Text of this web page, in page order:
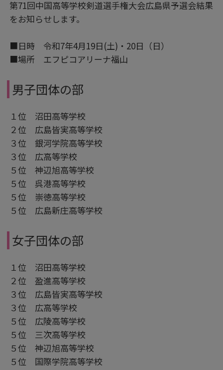
第71回中国高等学校剣道選手権大会広島県予選会結果
をお知らせします。
■日時 令和7年4月19日(土)・20日（日）
■場所 エフピコアリーナ福山
男子団体の部
１位 沼田高等学校
２位 広島皆実高等学校
３位 銀河学院高等学校
３位 広高等学校
５位 神辺旭高等学校
５位 呉港高等学校
５位 崇徳高等学校
５位 広島新庄高等学校
女子団体の部
１位 沼田高等学校
２位 盈進高等学校
３位 広島皆実高等学校
３位 広高等学校
５位 広陵高等学校
５位 三次高等学校
５位 神辺旭高等学校
５位 国際学院高等学校